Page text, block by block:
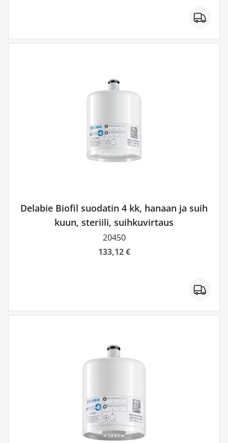
Delabie Biofil suodatin 4 kk, hanaan ja suih
kuun, steriili, suihkuvirtaus
20450
133,12 €